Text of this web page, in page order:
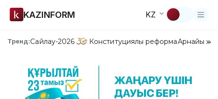
KAZINFORM KZ
Тренд:Сайлау-2026 Конституциялық реформаАрнайы